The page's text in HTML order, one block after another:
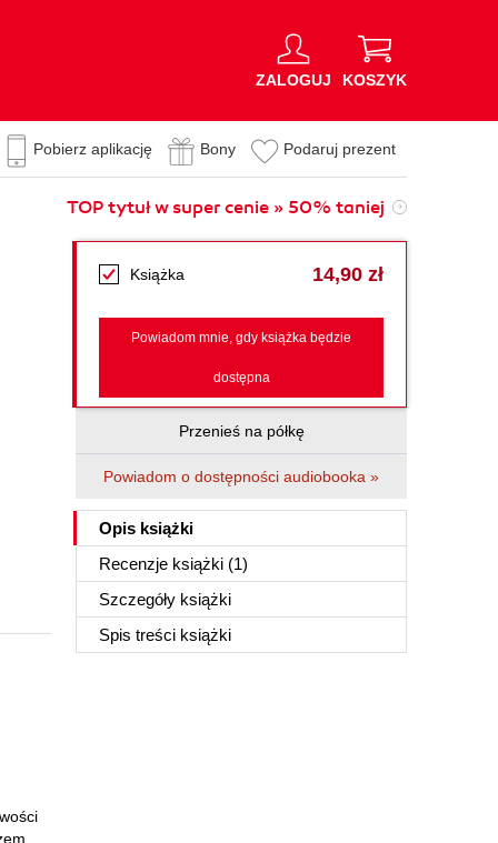
ZALOGUJ KOSZYK
Pobierz aplikację Bony Podaruj prezent
TOP tytuł w super cenie » 50% taniej
Książka 14,90 zł
Powiadom mnie, gdy książka będzie
dostępna
Przenieś na półkę
Powiadom o dostępności audiobooka »
Opis książki
Recenzje książki (1)
Szczegóły książki
Spis treści książki